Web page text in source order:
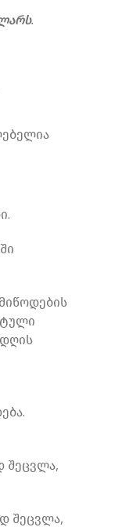
შეცვლა,
შეცვლა,